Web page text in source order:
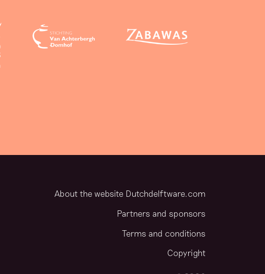
About the website Dutchdelftware.com
Partners and sponsors
Terms and conditions
Copyright